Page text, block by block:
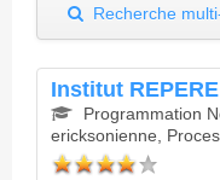
Recherche
Institut REPERE
Programmation
ericksonienne,